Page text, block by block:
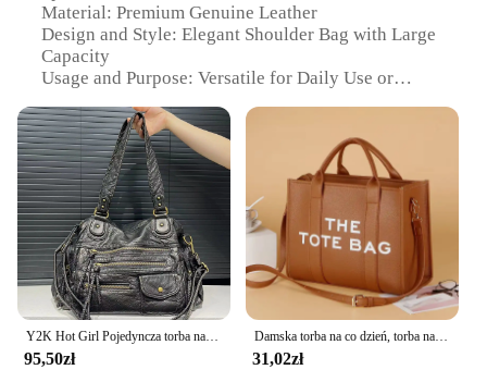
Material: Premium Genuine Leather
Design and Style: Elegant Shoulder Bag with Large
Capacity
Usage and Purpose: Versatile for Daily Use or
Shape and Size: Spacious, with ample room for
essentials
Performance and Property: Durable and Long-
Lasting
Parts and Accessories: Comes with a Sturdy
Shoulder Strap
Features:
**Elegant Craftsmanship and Durability**
The duża torba skóra, or large leather shoulder bag,
is a testament to timeless elegance and durability.
Meticulously crafted from premium genuine leather,
95,50zł
Damska torba na co dzień, torba na ramię ze skóry PU mody, torba podróżna o dużej pojemności
31,02zł